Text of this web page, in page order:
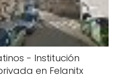
- Institución
en Felanitx